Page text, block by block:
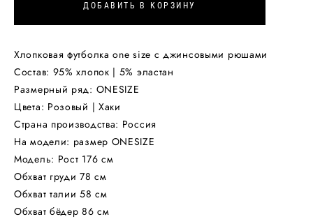
ДОБАВИТЬ В КОРЗИНУ
Хлопковая футболка one size с джинсовыми рюшами
Состав: 95% хлопок | 5% эластан
Размерный ряд: ONESIZE
Цвета: Розовый | Хаки
Страна производства: Россия
На модели: размер ONESIZE
Модель: Рост 176 см
Обхват груди 78 см
Обхват талии 58 см
Обхват бёдер 86 см